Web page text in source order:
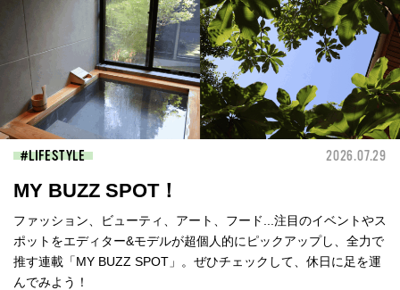
LIFESTYLE 2026.07.29
MY BUZZ SPOT！
ファッション、ビューティ、アート、フード...注目のイベントやス
ポットをエディター&モデルが超個人的にピックアップし、全力で
推す連載「MY BUZZ SPOT」。ぜひチェックして、休日に足を運
んでみよう！